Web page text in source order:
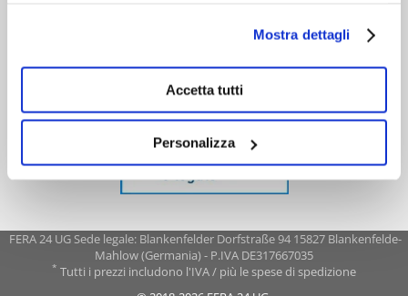
Mostra dettagli
Accetta tutti
Personalizza
FERA 24 UG Sede legale: Blankenfelder Dorfstraße 94 15827 Blankenfelde-
Mahlow (Germania) - P.IVA DE317667035
* Tutti i prezzi includono l'IVA / più le spese di spedizione